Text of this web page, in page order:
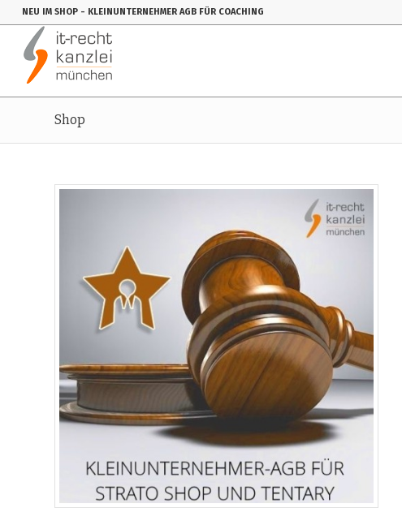
NEU IM SHOP - KLEINUNTERNEHMER AGB FÜR COACHING
Shop